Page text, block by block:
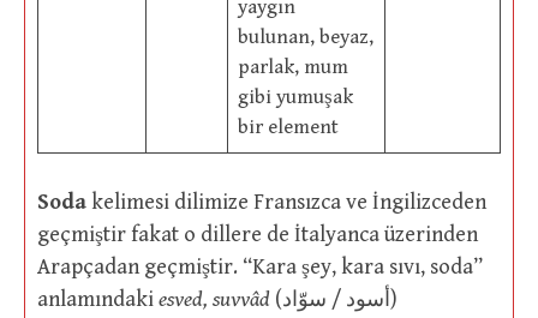
yaygın
bulunan, beyaz,
parlak, mum
gibi yumuşak
bir element
Soda kelimesi dilimize Fransızca ve İngilizceden
geçmiştir fakat o dillere de İtalyanca üzerinden
Arapçadan geçmiştir. “Kara şey, kara sıvı, soda”
anlamındakiesved, suvvâd (أسود / سوّاد)